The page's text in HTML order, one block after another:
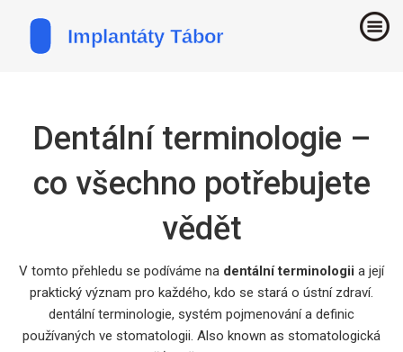
Dentální terminologie –
co všechno potřebujete
vědět
V tomto přehledu se podíváme na dentální terminologii a její
praktický význam pro každého, kdo se stará o ústní zdraví.
dentální terminologie, systém pojmenování a definic
používaných ve stomatologii. Also known as stomatologická